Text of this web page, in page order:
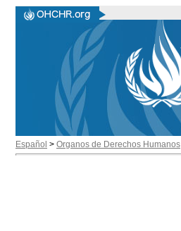
Español > Organos de Derechos Humanos